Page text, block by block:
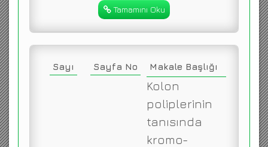
Tamamını Oku
Sayı Sayfa No Makale Başlığı
Kolon
poliplerinin
tanısında
kromo-